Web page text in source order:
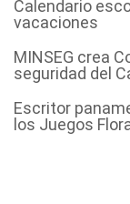
Calendario
vacaciones
MINSEG crea
seguridad del
Escritor
los Juegos